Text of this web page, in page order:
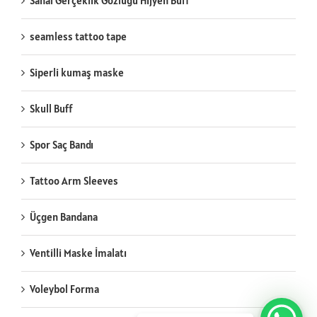
seamless tattoo tape
Siperli kumaş maske
Skull Buff
Spor Saç Bandı
Tattoo Arm Sleeves
Üçgen Bandana
Ventilli Maske İmalatı
Voleybol Forma